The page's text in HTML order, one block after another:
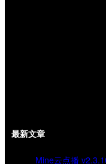
最新文章
Mine云点播